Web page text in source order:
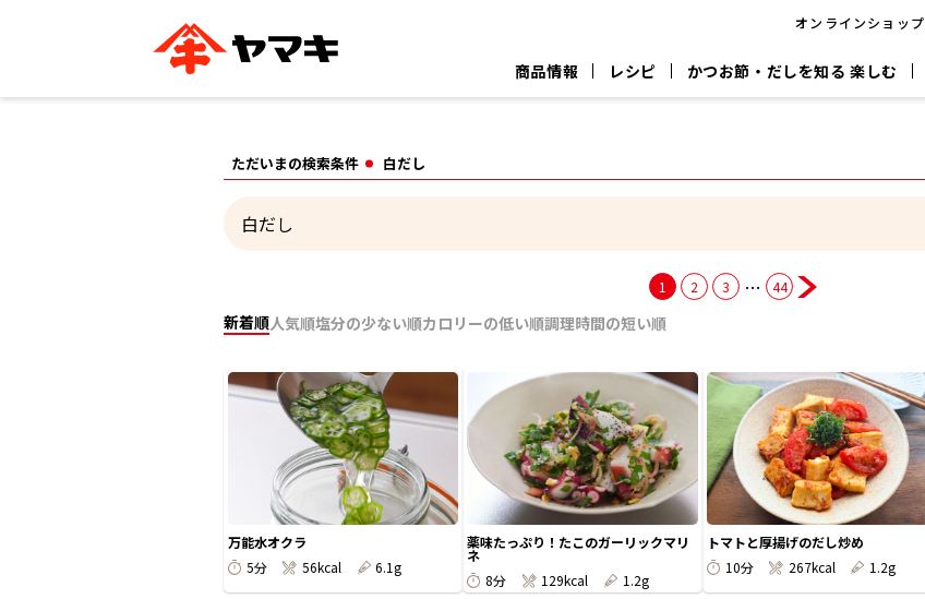
オンラインショップ
商品情報 レシピ かつお節・だしを知る 楽しむ
ヤマキ
『めんつゆ』
ヤマキ
割烹白だし®
だし屋の鍋
カテゴリー別
削りぶし かつおパック 煮干 粉末 だしの素 だしパック つゆ
おいしいレシピTOP
ただいまの検索条件 白だし
1 2 3 … 44
新着順人気順塩分の少ない順カロリーの低い順調理時間の短い順
万能水オクラ
5分
56kcal 6.1g
薬味たっぷり！たこのガーリックマリ
ネ
8分
129kcal 1.2g
トマトと厚揚げのだし炒め
10分
267kcal 1.2g